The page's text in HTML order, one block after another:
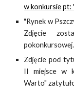
w konkursie pt:
"Rynek w
Zdjęcie
pokonkursowej.
Zdjęcie pod
II miejsce w
Warto"